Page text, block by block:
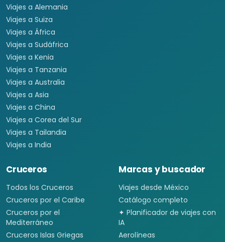
Viajes a Alemania
Viajes a Suiza
Viajes a África
Viajes a Sudáfrica
Viajes a Kenia
Viajes a Tanzania
Viajes a Australia
Viajes a Asia
Viajes a China
Viajes a Corea del Sur
Viajes a Tailandia
Viajes a India
Cruceros
Todos los Cruceros
Cruceros por el Caribe
Cruceros por el
Mediterráneo
Cruceros Islas Griegas
Marcas y buscador
Viajes desde México
Catálogo completo
✦ Planificador de viajes con
IA
Aerolíneas